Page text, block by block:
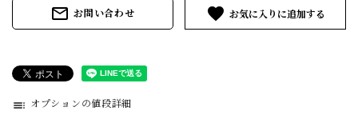
mail_outline お問い合わせ favorite
toc オプションの値段詳細